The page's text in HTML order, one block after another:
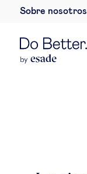
Sobre nosotros